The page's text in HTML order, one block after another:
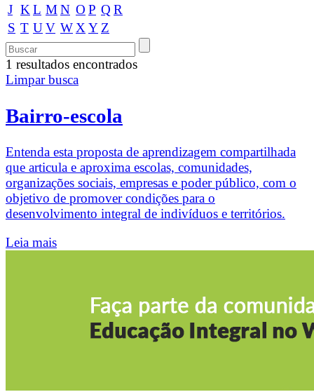
J K L MN O P Q R
S T UV W X Y Z
1 resultados encontrados
Limpar busca
Bairro-escola
Entenda esta proposta de aprendizagem compartilhada
que articula e aproxima escolas, comunidades,
organizações sociais, empresas e poder público, com o
objetivo de promover condições para o
desenvolvimento integral de indivíduos e territórios.
Leia mais